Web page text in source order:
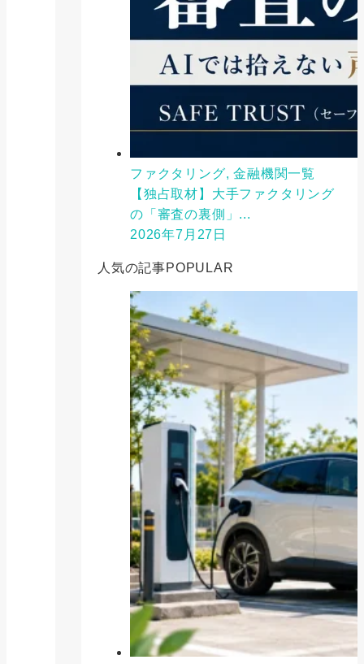
ファクタリング, 金融機関一覧
【独占取材】大手ファクタリング
の「審査の裏側」...
2026年7月27日
人気の記事POPULAR